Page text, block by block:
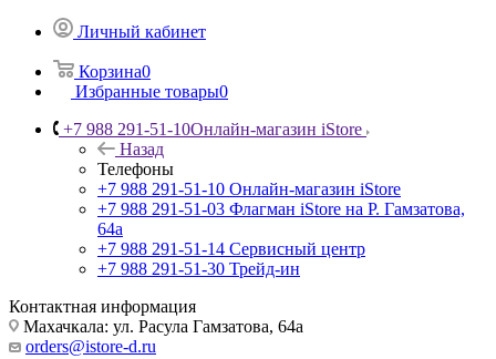
Личный кабинет
Корзина0
Избранные товары0
+7 988 291-51-10Онлайн-магазин iStore
Назад
Телефоны
+7 988 291-51-10 Онлайн-магазин iStore
+7 988 291-51-03 Флагман iStore на Р. Гамзатова,
64а
+7 988 291-51-14 Сервисный центр
+7 988 291-51-30 Трейд-ин
Контактная информация
Махачкала: ул. Расула Гамзатова, 64а
orders@istore-d.ru